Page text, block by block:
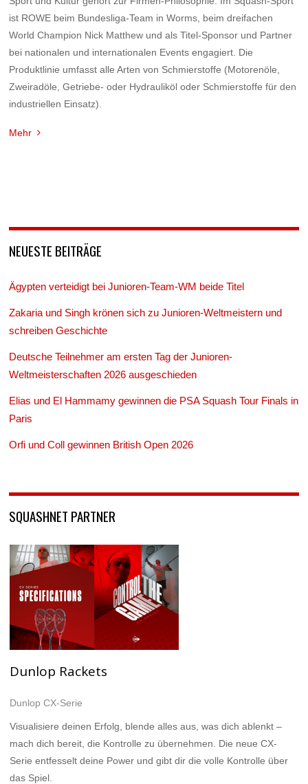
ist ROWE beim Bundesliga-Team in Worms, beim dreifachen
World Champion Nick Matthew und als Titel-Sponsor und Partner
bei nationalen und internationalen Events engagiert. Die
Produktlinie umfasst alle Arten von Schmierstoffe (Motorenöle,
Zweiradöle, Getriebe- oder Hydrauliköl oder Schmierstoffe für den
industriellen Einsatz).
Mehr
NEUESTE BEITRÄGE
Ägypten verteidigt bei Junioren-Team-WM beide Titel
Zakaria und Singh krönen sich zu Junioren-Weltmeistern und
schreiben Geschichte
Deutsche Teilnehmer am ersten Tag der Junioren-
Weltmeisterschaften 2026 ausgeschieden
Elias und El Hammamy gewinnen die PSA Squash Tour Finals in
Paris
Orfi und Coll gewinnen British Open 2026
SQUASHNET PARTNER
Dunlop Rackets
Dunlop CX-Serie
Visualisiere deinen Erfolg, blende alles aus, was dich ablenkt –
mach dich bereit, die Kontrolle zu übernehmen. Die neue CX-
Serie entfesselt deine Power und gibt dir die volle Kontrolle über
das Spiel.